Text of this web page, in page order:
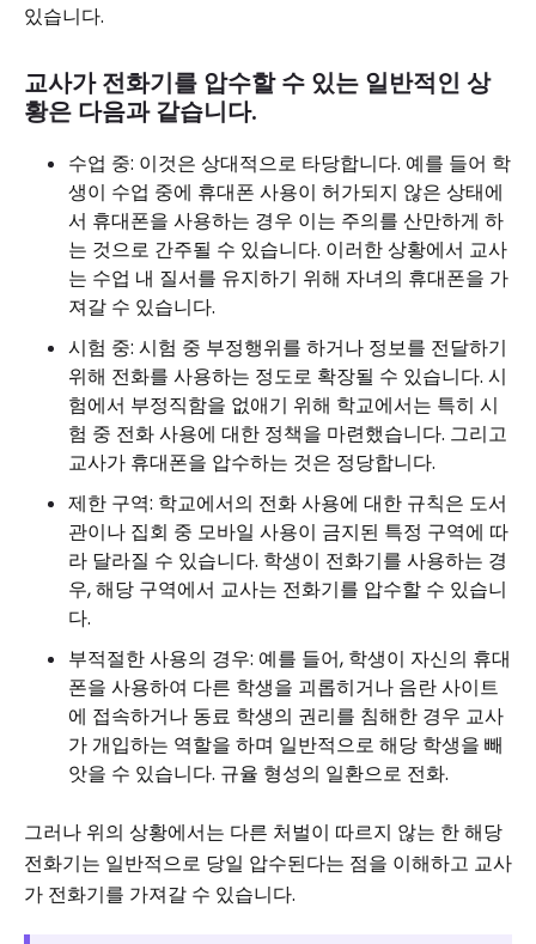
있습니다.
교사가 전화기를 압수할 수 있는 일반적인 상
황은 다음과 같습니다.
수업 중: 이것은 상대적으로 타당합니다. 예를 들어 학
생이 수업 중에 휴대폰 사용이 허가되지 않은 상태에
서 휴대폰을 사용하는 경우 이는 주의를 산만하게 하
는 것으로 간주될 수 있습니다. 이러한 상황에서 교사
는 수업 내 질서를 유지하기 위해 자녀의 휴대폰을 가
져갈 수 있습니다.
시험 중: 시험 중 부정행위를 하거나 정보를 전달하기
위해 전화를 사용하는 정도로 확장될 수 있습니다. 시
험에서 부정직함을 없애기 위해 학교에서는 특히 시
험 중 전화 사용에 대한 정책을 마련했습니다. 그리고
교사가 휴대폰을 압수하는 것은 정당합니다.
제한 구역: 학교에서의 전화 사용에 대한 규칙은 도서
관이나 집회 중 모바일 사용이 금지된 특정 구역에 따
라 달라질 수 있습니다. 학생이 전화기를 사용하는 경
우, 해당 구역에서 교사는 전화기를 압수할 수 있습니
다.
부적절한 사용의 경우: 예를 들어, 학생이 자신의 휴대
폰을 사용하여 다른 학생을 괴롭히거나 음란 사이트
에 접속하거나 동료 학생의 권리를 침해한 경우 교사
가 개입하는 역할을 하며 일반적으로 해당 학생을 빼
앗을 수 있습니다. 규율 형성의 일환으로 전화.
그러나 위의 상황에서는 다른 처벌이 따르지 않는 한 해당
전화기는 일반적으로 당일 압수된다는 점을 이해하고 교사
가 전화기를 가져갈 수 있습니다.